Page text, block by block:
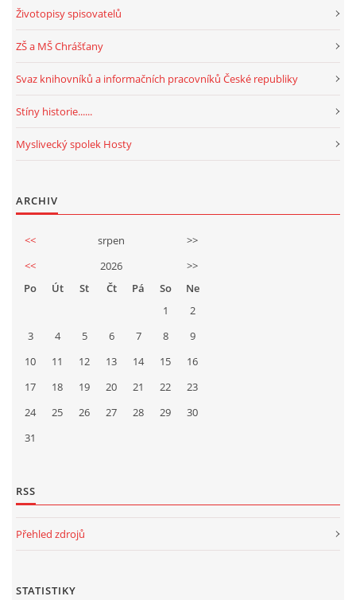
Životopisy spisovatelů
ZŠ a MŠ Chrášťany
Svaz knihovníků a informačních pracovníků České republiky
Stíny historie......
Myslivecký spolek Hosty
ARCHIV
<< srpen
>>
<<
2026
>>
Po
Út St Čt Pá So
Ne
1
2
3
4 5 6 7 8
9
10
11 12 13 14 15
16
17
18 19 20 21 22
23
24
25 26 27 28 29
30
31
RSS
Přehled zdrojů
STATISTIKY